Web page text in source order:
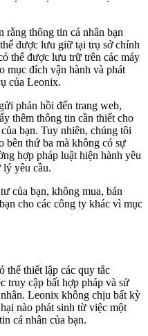
rằng thông tin cá nhân bạn
được lưu giữ tại trụ sở chính
thể được lưu trữ trên các máy
mục đích vận hành và phát
của Leonix.
phản hồi đến trang web,
thêm thông tin cần thiết cho
bạn. Tuy nhiên, chúng tôi
bên thứ ba mà không có sự
hợp pháp luật hiện hành yêu
lý yêu cầu.
của bạn, không mua, bán
cho các công ty khác vì mục
thể thiết lập các quy tắc
truy cập bất hợp pháp và sử
Leonix không chịu bất kỳ
nào phát sinh từ việc một
cá nhân của bạn.